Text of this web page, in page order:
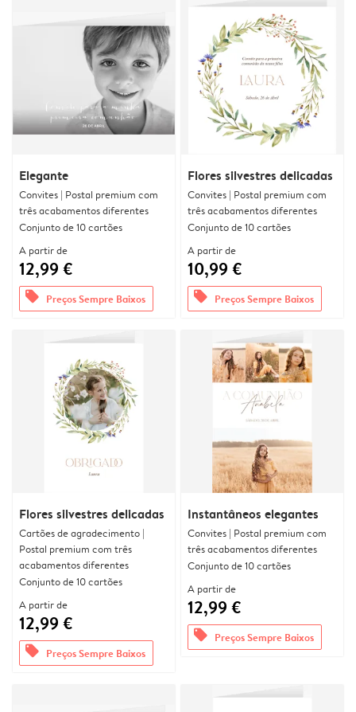
Elegante
Convites | Postal premium com
três acabamentos diferentes
Conjunto de 10 cartões
A partir de
12,99 €
offers Preços Sempre Baixos
Flores silvestres delicadas
Convites | Postal premium com
três acabamentos diferentes
Conjunto de 10 cartões
A partir de
10,99 €
offers Preços Sempre Baixos
Flores silvestres delicadas
Cartões de agradecimento |
Postal premium com três
acabamentos diferentes
Conjunto de 10 cartões
A partir de
12,99 €
offers Preços Sempre Baixos
Instantâneos elegantes
Convites | Postal premium com
três acabamentos diferentes
Conjunto de 10 cartões
A partir de
12,99 €
offers Preços Sempre Baixos